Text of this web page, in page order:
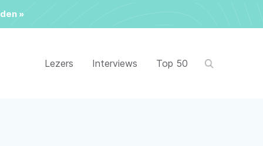
»
Lezers Interviews Top 50